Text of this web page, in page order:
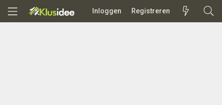
Inloggen Registreren